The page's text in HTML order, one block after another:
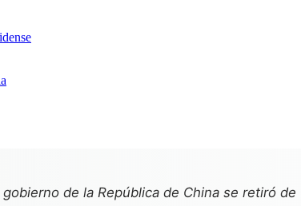
gobierno de la República de China se retiró